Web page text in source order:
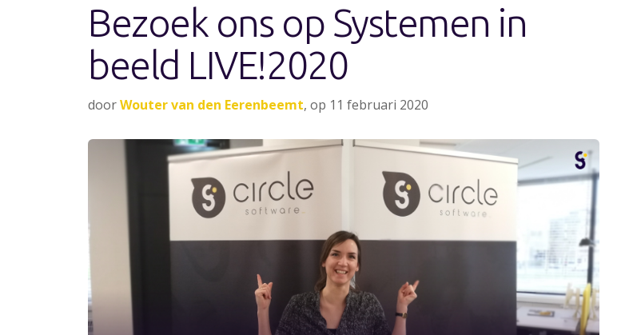
Bezoek ons op Systemen in
beeld LIVE!2020
doorWouter van den Eerenbeemt, op 11 februari 2020